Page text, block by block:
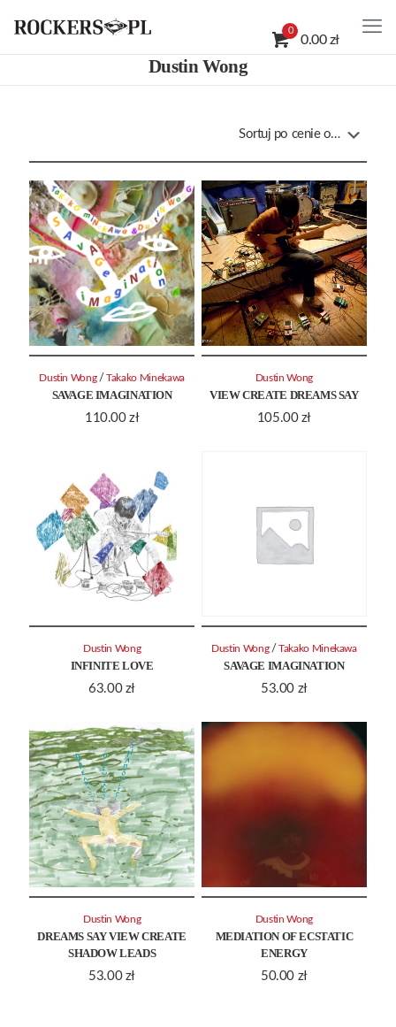
0
0.00 zł
Dustin Wong
SAVAGE IMAGINATION
110.00 zł
Dustin Wong /Takako Minekawa
VIEW CREATE DREAMS SAY
105.00 zł
Dustin Wong
INFINITE LOVE
63.00 zł
Dustin Wong
SAVAGE IMAGINATION
53.00 zł
Dustin Wong /Takako Minekawa
DREAMS SAY VIEW CREATE
SHADOW LEADS
53.00 zł
Dustin Wong
MEDIATION OF ECSTATIC
ENERGY
50.00 zł
Dustin Wong